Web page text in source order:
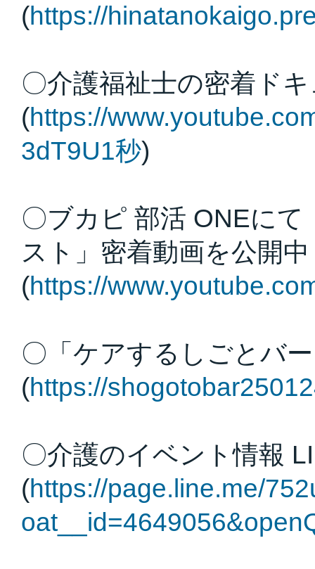
(https://
〇介護福祉士の密着ド
(https://
3dT9U1秒)
〇ブカピ 部活 ONEに
スト」密着動画を公開
(https://
〇「ケアするしごとバ
(https://
〇介護のイベント情報
(https://page.line.me/